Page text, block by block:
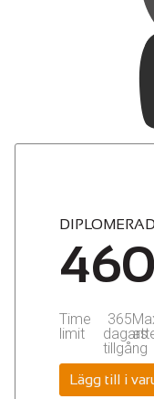
DIPLOMERAD
Time
limit
365
dagars
tillgång
Lägg till i